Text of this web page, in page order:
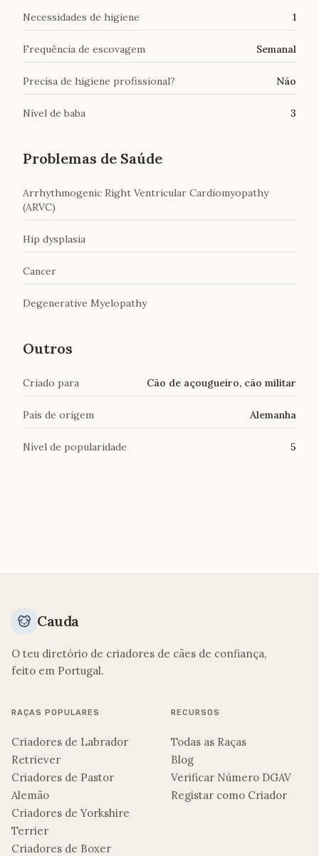
Necessidades de higiene 1
Frequência de escovagem Semanal
Precisa de higiene profissional? Não
Nível de baba 3
Problemas de Saúde
Arrhythmogenic Right Ventricular Cardiomyopathy
(ARVC)
Hip dysplasia
Cancer
Degenerative Myelopathy
Outros
Criado para Cão de açougueiro, cão militar
País de origem Alemanha
Nível de popularidade 5
Cauda
O teu diretório de criadores de cães de confiança,
feito em Portugal.
RAÇAS POPULARES
Criadores de Labrador
Retriever
Criadores de Pastor
Alemão
Criadores de Yorkshire
Terrier
Criadores de Boxer
RECURSOS
Todas as Raças
Blog
Verificar Número DGAV
Registar como Criador